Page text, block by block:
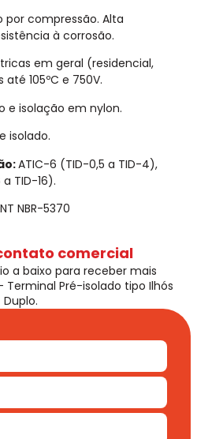
por compressão. Alta
à corrosão.
em geral (residencial,
105ºC e 750V.
e isolação em nylon.
isolado.
ATIC-6 (TID-0,5 a TID-4),
TID-16).
NBR-5370
comercial
a baixo para receber mais
Terminal Pré-isolado tipo Ilhós
Duplo.